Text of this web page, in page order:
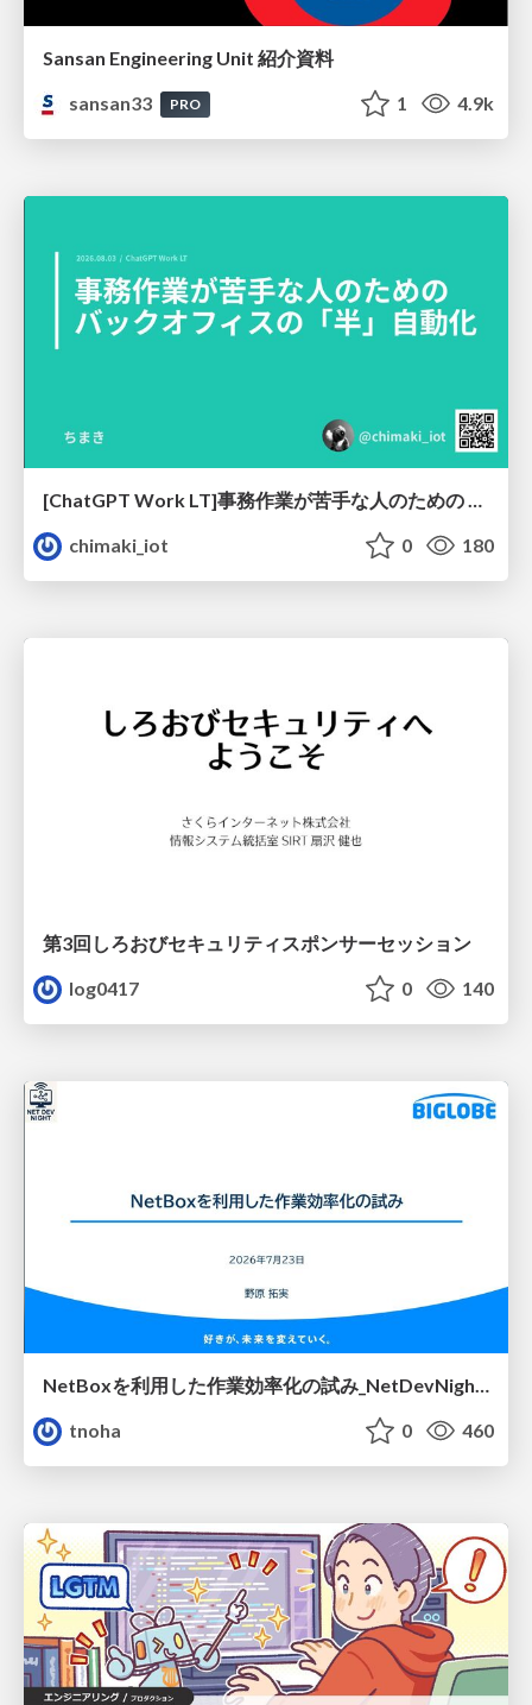
Sansan Engineering Unit 紹介資料
sansan33
PRO 1 4.9k
[ChatGPT Work LT]事務作業が苦手な人のための バックオフィスの「半」自動化
chimaki_iot
0 180
第3回しろおびセキュリティスポンサーセッション
log0417
0 140
NetBoxを利用した作業効率化の試み_NetDevNight4
tnoha
0 460